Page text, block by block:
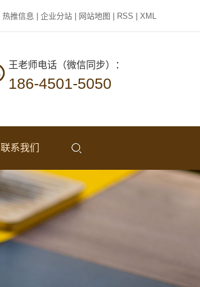
热推信息 企业分站 网站地图 RSS XML
王老师电话（微信同步）：
186-4501-5050
联系我们